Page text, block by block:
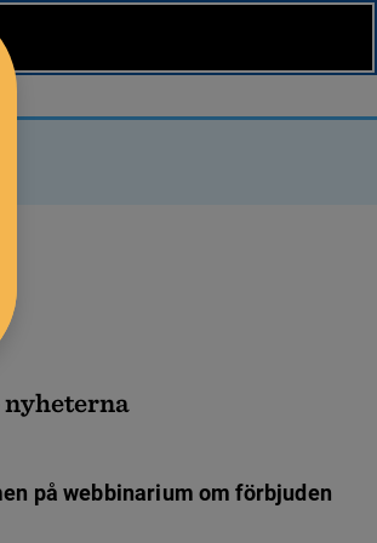
nyheterna
på webbinarium om förbjuden